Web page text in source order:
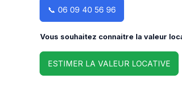
📞 06 09 40 56 96
Vous souhaitez connaitre la valeur
ESTIMER LA VALEUR LOCATIVE